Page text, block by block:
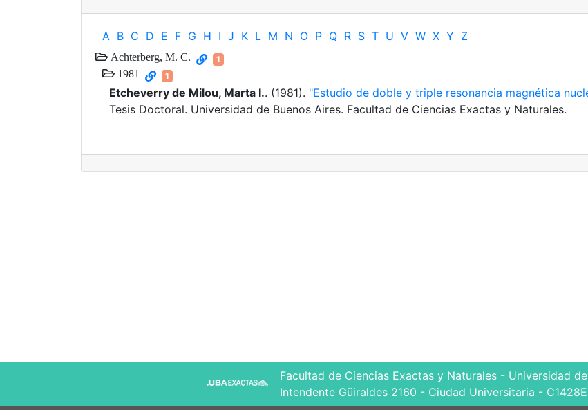
A B C D E F G H I J K L M N O P Q R S T U V W X Y Z
Achterberg, M. C. 1
1981 1
Etcheverry de Milou, Marta I.. (1981). "Estudio de doble y triple resonancia magnética
Tesis Doctoral. Universidad de Buenos Aires. Facultad de Ciencias Exactas y Naturales.
Facultad de Ciencias Exactas y Naturales - Universidad
Intendente Güiraldes 2160 - Ciudad Universitaria -